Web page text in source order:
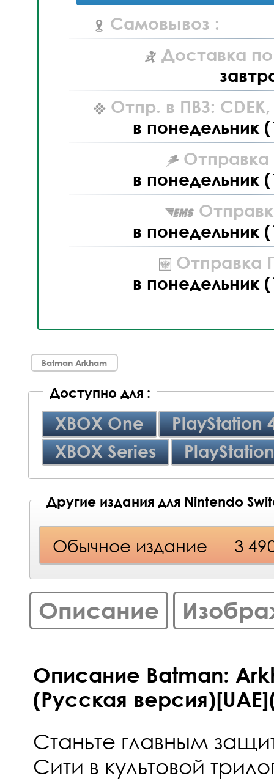
Самовывоз :
Доставка
Отпр. в ПВЗ: CDEK,
в понедельник
Отправка
в понедельник
в понедельник
Отправка
в понедельник
Batman Arkham
Доступно для :
XBOX One
PlayStation
XBOX Series
Другие издания для Nintendo
Обычное издание 3
Описание
Описание Batman:
(Русская
Станьте главным
Сити в культовой